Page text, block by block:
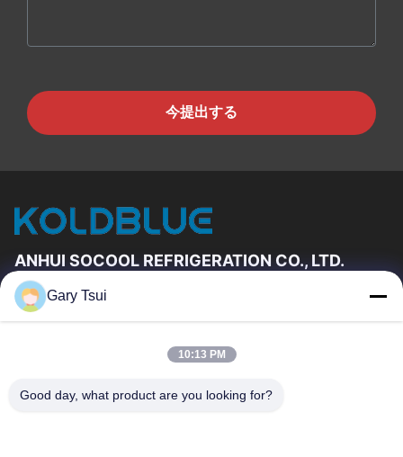
今提出する
ANHUI SOCOOL REFRIGERATION CO., LTD.
速いリンク
私達について
工場旅行
品質管理
Gary Tsui
10:13 PM
Good day, what product are you looking for?